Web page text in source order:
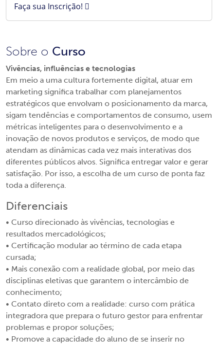
Faça sua Inscrição!
Sobre o Curso
Vivências, influências e tecnologias
Em meio a uma cultura fortemente digital, atuar em
marketing significa trabalhar com planejamentos
estratégicos que envolvam o posicionamento da marca,
sigam tendências e comportamentos de consumo, usem
métricas inteligentes para o desenvolvimento e a
inovação de novos produtos e serviços, de modo que
atendam as dinâmicas cada vez mais interativas dos
diferentes públicos alvos. Significa entregar valor e gerar
satisfação. Por isso, a escolha de um curso de ponta faz
toda a diferença.
Diferenciais
• Curso direcionado às vivências, tecnologias e
resultados mercadológicos;
• Certificação modular ao término de cada etapa
cursada;
• Mais conexão com a realidade global, por meio das
disciplinas eletivas que garantem o intercâmbio de
conhecimento;
• Contato direto com a realidade: curso com prática
integradora que prepara o futuro gestor para enfrentar
problemas e propor soluções;
• Promove a capacidade do aluno de se inserir no